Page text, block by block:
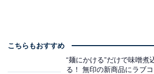
こちらもおすすめ
“麺にかける”だけで味噌煮
る！ 無印の新商品にラブ